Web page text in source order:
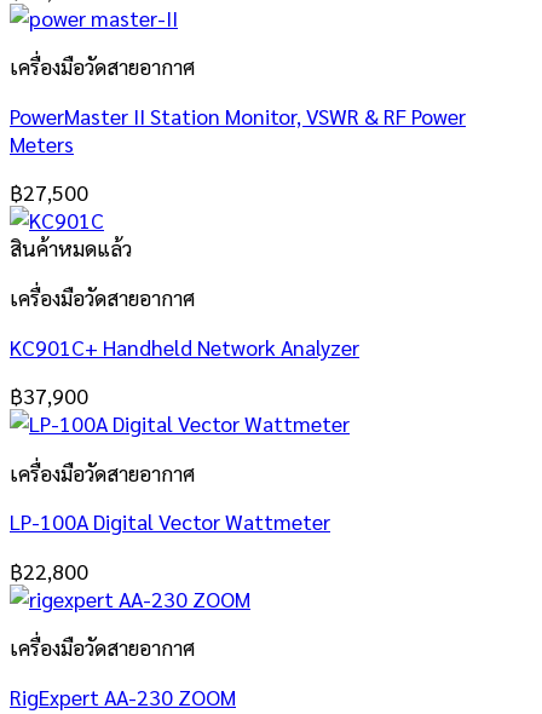
เครื่องมือวัดสายอากาศ
PowerMaster II Station Monitor, VSWR & RF Power
Meters
฿27,500
สินค้าหมดแล้ว
เครื่องมือวัดสายอากาศ
KC901C+ Handheld Network Analyzer
฿37,900
เครื่องมือวัดสายอากาศ
LP-100A Digital Vector Wattmeter
฿22,800
เครื่องมือวัดสายอากาศ
RigExpert AA-230 ZOOM